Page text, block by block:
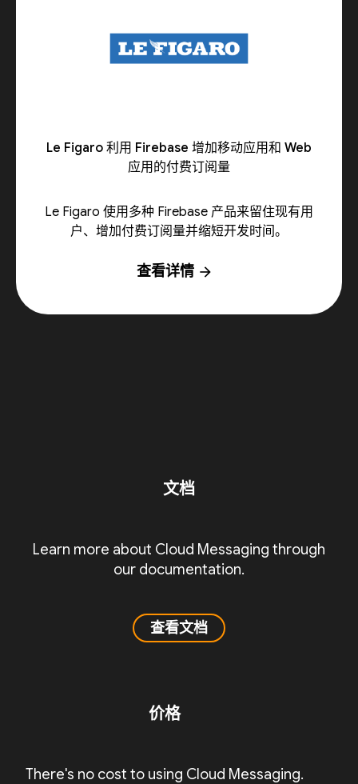
Le Figaro 利用 Firebase 增加移动应用和 Web
应用的付费订阅量
Le Figaro 使用多种 Firebase 产品来留住现有用
户、增加付费订阅量并缩短开发时间。
查看详情 arrow_forward
文档
Learn more about Cloud Messaging through
our documentation.
查看文档
价格
There's no cost to using Cloud Messaging.